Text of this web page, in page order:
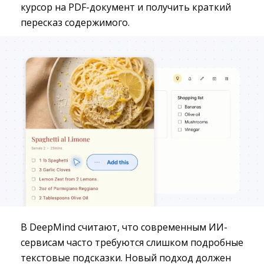
курсор на PDF-документ и получить краткий
пересказ содержимого.
В DeepMind считают, что современным ИИ-
сервисам часто требуются слишком подробные
текстовые подсказки. Новый подход должен